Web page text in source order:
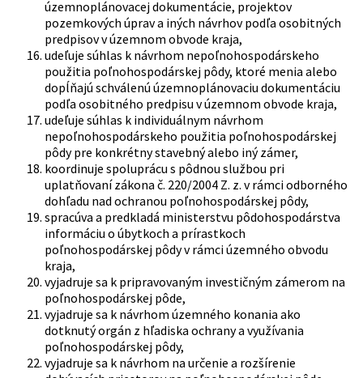
územnoplánovacej dokumentácie, projektov
pozemkových úprav a iných návrhov podľa osobitných
predpisov v územnom obvode kraja,
udeľuje súhlas k návrhom nepoľnohospodárskeho
použitia poľnohospodárskej pôdy, ktoré menia alebo
dopĺňajú schválenú územnoplánovaciu dokumentáciu
podľa osobitného predpisu v územnom obvode kraja,
udeľuje súhlas k individuálnym návrhom
nepoľnohospodárskeho použitia poľnohospodárskej
pôdy pre konkrétny stavebný alebo iný zámer,
koordinuje spoluprácu s pôdnou službou pri
uplatňovaní zákona č. 220/2004 Z. z. v rámci odborného
dohľadu nad ochranou poľnohospodárskej pôdy,
spracúva a predkladá ministerstvu pôdohospodárstva
informáciu o úbytkoch a prírastkoch
poľnohospodárskej pôdy v rámci územného obvodu
kraja,
vyjadruje sa k pripravovaným investičným zámerom na
poľnohospodárskej pôde,
vyjadruje sa k návrhom územného konania ako
dotknutý orgán z hľadiska ochrany a využívania
poľnohospodárskej pôdy,
vyjadruje sa k návrhom na určenie a rozšírenie